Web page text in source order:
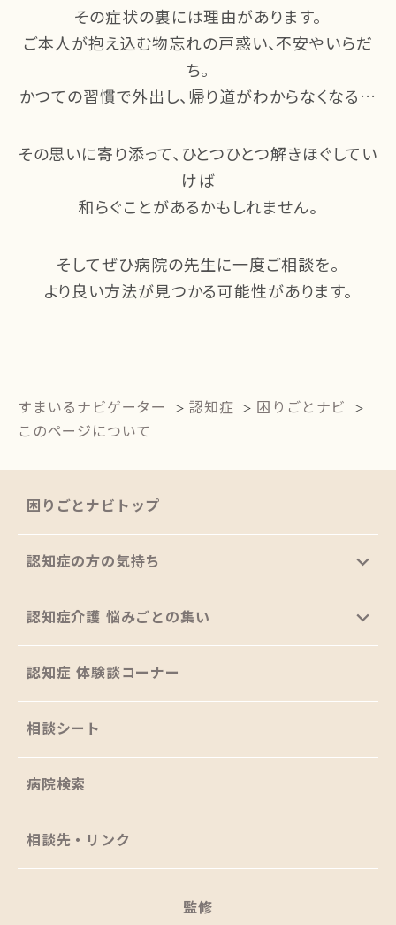
その症状の裏には理由があります。
ご本人が抱え込む物忘れの戸惑い、不安やいらだ
ち。
かつての習慣で外出し、帰り道がわからなくなる…
その思いに寄り添って、ひとつひとつ解きほぐしてい
けば
和らぐことがあるかもしれません。
そしてぜひ病院の先生に一度ご相談を。
より良い方法が見つかる可能性があります。
すまいるナビゲーター 認知症
困りごとナビ
このページについて
困りごとナビトップ
認知症の方の気持ち
認知症介護 悩みごとの集い
認知症 体験談コーナー
相談シート
病院検索
相談先・リンク
監修